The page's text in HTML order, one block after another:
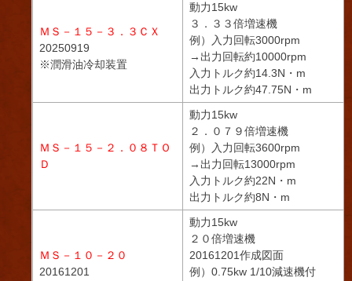
ＭＳ－１５－３．３ＣＸ
20250919
※潤滑油冷却装置
動力15kw
３．３３倍増速機
例）入力回転3000rpm
→出力回転約10000rpm
入力トルク約14.3N・m
出力トルク約47.75N・m
ＭＳ－１５－２．０８ＴＯ
Ｄ
動力15kw
２．０７９倍増速機
例）入力回転3600rpm
→出力回転13000rpm
入力トルク約22N・m
出力トルク約8N・m
ＭＳ－１０－２０
20161201
動力15kw
２０倍増速機
20161201作成図面
例）0.75kw 1/10減速機付